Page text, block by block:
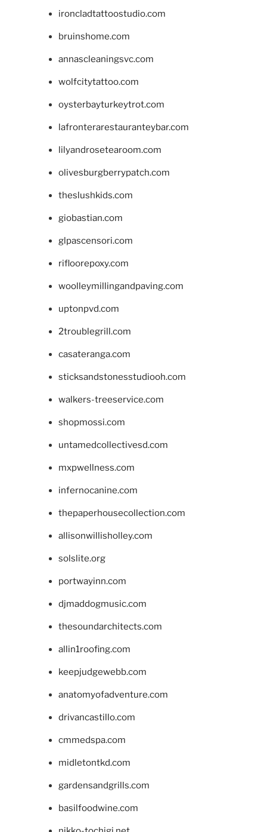
ironcladtattoostudio.com
bruinshome.com
annascleaningsvc.com
wolfcitytattoo.com
oysterbayturkeytrot.com
lafronterarestauranteybar.com
lilyandrosetearoom.com
olivesburgberrypatch.com
theslushkids.com
giobastian.com
glpascensori.com
rifloorepoxy.com
woolleymillingandpaving.com
uptonpvd.com
2troublegrill.com
casateranga.com
sticksandstonesstudiooh.com
walkers-treeservice.com
shopmossi.com
untamedcollectivesd.com
mxpwellness.com
infernocanine.com
thepaperhousecollection.com
allisonwillisholley.com
solslite.org
portwayinn.com
djmaddogmusic.com
thesoundarchitects.com
allin1roofing.com
keepjudgewebb.com
anatomyofadventure.com
drivancastillo.com
cmmedspa.com
midletontkd.com
gardensandgrills.com
basilfoodwine.com